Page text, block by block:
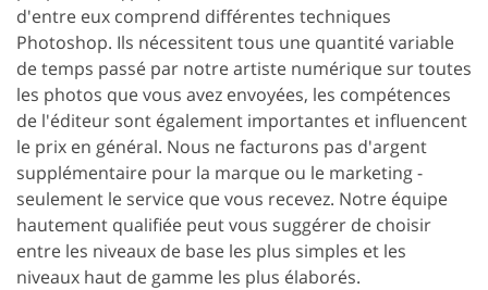
d'entre eux comprend différentes techniques
Photoshop. Ils nécessitent tous une quantité variable
de temps passé par notre artiste numérique sur toutes
les photos que vous avez envoyées, les compétences
de l'éditeur sont également importantes et influencent
le prix en général. Nous ne facturons pas d'argent
supplémentaire pour la marque ou le marketing -
seulement le service que vous recevez. Notre équipe
hautement qualifiée peut vous suggérer de choisir
entre les niveaux de base les plus simples et les
niveaux haut de gamme les plus élaborés.